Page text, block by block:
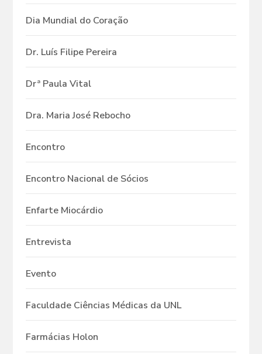
Dia Mundial do Coração
Dr. Luís Filipe Pereira
Drª Paula Vital
Dra. Maria José Rebocho
Encontro
Encontro Nacional de Sócios
Enfarte Miocárdio
Entrevista
Evento
Faculdade Ciências Médicas da UNL
Farmácias Holon